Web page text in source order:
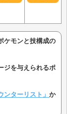
ケモンと技構成の
ジを与えられるポ
ンターリスト」 か